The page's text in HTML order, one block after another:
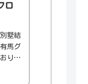
ロ
墅結
馬グ
り、